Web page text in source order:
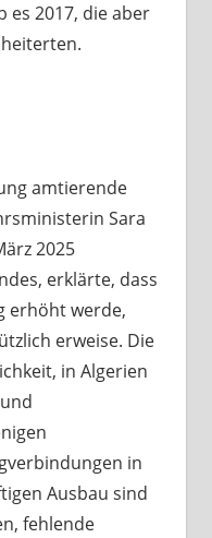
es 2017, die aber
amtierende
Sara
2025
erklärte, dass
erhöht werde,
erweise. Die
in Algerien
in
Ausbau sind
fehlende